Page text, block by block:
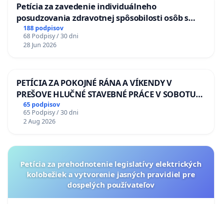
Petícia za zavedenie individuálneho
posudzovania zdravotnej spôsobilosti osôb s
diabetom 1. a 2. typu pri prijímaní do
Policajného zboru SR
188 podpisov
68 Podpisy / 30 dni
28 Jun 2026
PETÍCIA ZA POKOJNÉ RÁNA A VÍKENDY V
PREŠOVE HLUČNÉ STAVEBNÉ PRÁCE V SOBOTU
LEN OD 9.00 DO 13.00 HOD., CEZ PRACOVNÝ
TÝŽDEŇ CIEĽ 8.00 – 18.00 HOD. A PRAVIDELNÁ
KONTROLA STAVBY C-AREA NA
65 podpisov
65 Podpisy / 30 dni
2 Aug 2026
Petícia za prehodnotenie legislatívy elektrických
kolobežiek a vytvorenie jasných pravidiel pre
dospelých používateľov